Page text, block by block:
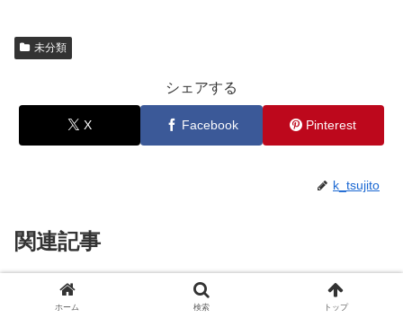
未分類
シェアする
X Facebook Pinterest
k_tsujito
関連記事
【現役ホステスが教える】ホステ
スに嫌われないために心がけたい
ホーム 検索 トップ